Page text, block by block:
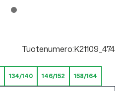
Tuotenumero:K21109_474
134/140 146/152 158/164